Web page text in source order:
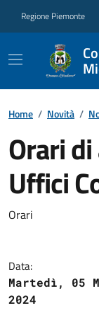
Regione Piemonte
Home / Novità /
Orari
Uffici
Orari
Data:
Martedì, 05
2024